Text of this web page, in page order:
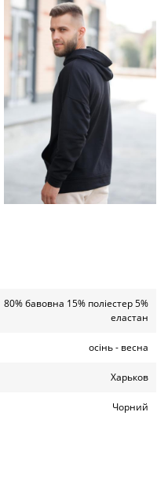
80% бавовна 15% поліестер 5%
еластан
осінь - весна
Харьков
Чорний